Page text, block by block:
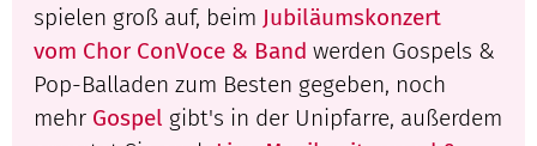
spielen groß auf, beim Jubiläumskonzert
vom Chor ConVoce & Band werden Gospels &
Pop-Balladen zum Besten gegeben, noch
mehr Gospel gibt's in der Unipfarre, außerdem